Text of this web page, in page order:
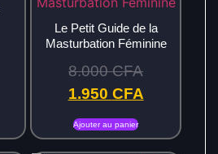
Le Petit Guide de la
Masturbation Féminine
8.000CFA
1.950 CFA
Ajouter au panier